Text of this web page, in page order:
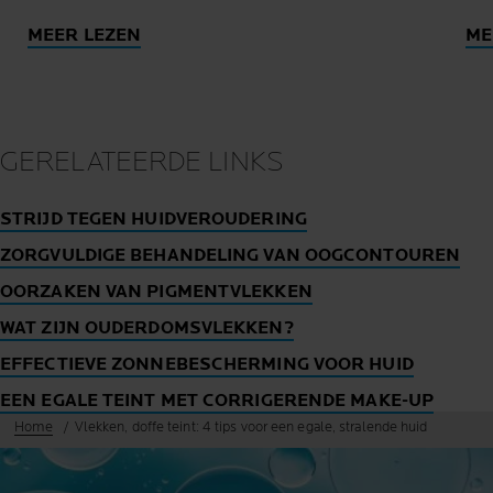
MEER LEZEN
GERELATEERDE LINKS
STRIJD TEGEN HUIDVEROUDERING
ZORGVULDIGE BEHANDELING VAN OOGCONTOUREN
OORZAKEN VAN PIGMENTVLEKKEN
WAT ZIJN OUDERDOMSVLEKKEN?
EFFECTIEVE ZONNEBESCHERMING VOOR HUID
EEN EGALE TEINT MET CORRIGERENDE MAKE-UP
Home Vlekken, doffe teint: 4 tips voor een egale, stralende huid